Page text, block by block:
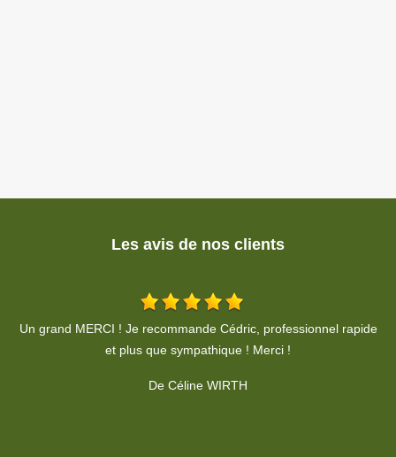
Les avis de nos clients
Après avoir vu le résultat des travaux d’élagage, de taille et
d’abattage d’arbres, réalisés tout au long de l’année, à ma
exécute des prestations de qualités. Professionnel sérieux,